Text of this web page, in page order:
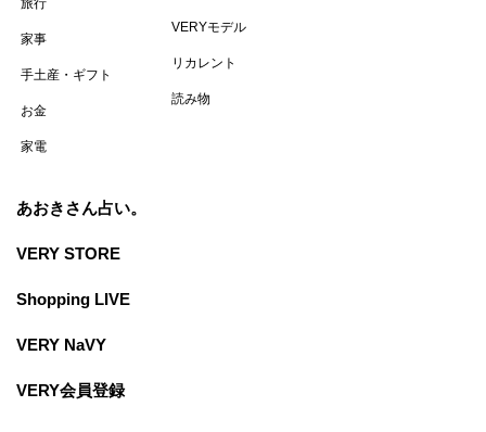
家事
手土産・ギフト
お金
家電
VERYモデル
リカレント
読み物
あおきさん占い。
VERY STORE
Shopping LIVE
VERY NaVY
VERY会員登録